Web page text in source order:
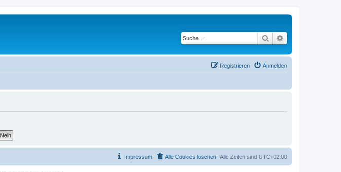
Suche
Anmelden
Registrieren
Alle Zeiten sind UTC+02:00
Alle Cookies löschen
Impressum